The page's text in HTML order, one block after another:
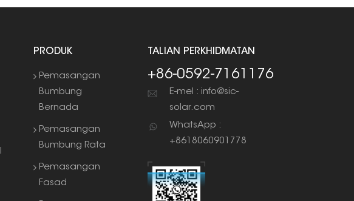
PRODUK
Pemasangan
Bumbung
Bernada
Pemasangan
Bumbung Rata
Pemasangan
Fasad
TALIAN PERKHIDMATAN
+86-0592-7161176
E-mel : info@sic-
solar.com
WhatsApp :
+8618060901778